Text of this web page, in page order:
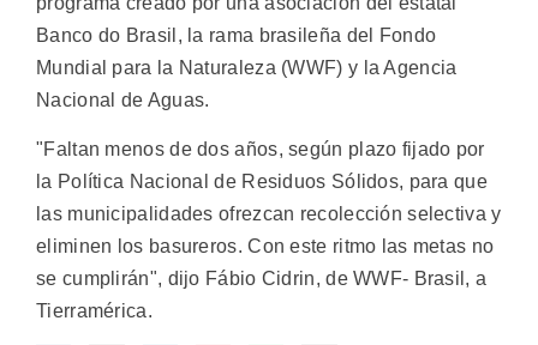
Banco do Brasil, la rama brasileña del Fondo
Mundial para la Naturaleza (WWF) y la Agencia
Nacional de Aguas.
"Faltan menos de dos años, según plazo fijado por
la Política Nacional de Residuos Sólidos, para que
las municipalidades ofrezcan recolección selectiva y
eliminen los basureros. Con este ritmo las metas no
se cumplirán", dijo Fábio Cidrin, de WWF- Brasil, a
Tierramérica.